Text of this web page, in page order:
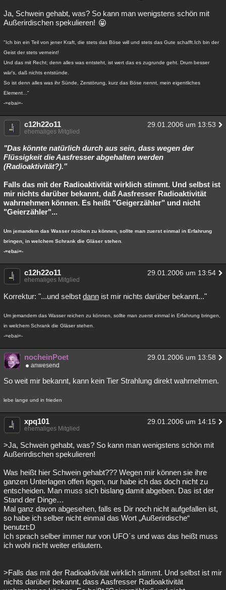
Ja, Schwein gehabt, was? So kann man wenigstens schön mit
Außerirdischen spekulieren!
"Ich bin ein Teil von jener Kraft, die stets das Böse will und stets das Gute schafft.Ich bin der
Geist der stets verneint!
Und das mit Recht; denn alles was entsteht, ist wert das es zugrunde geht. Drum besser
wär's, daß nichts entstünde.
So ist denn alles was ihr Sünde, Zerstörung, kurz das Böse nennt, mein eigentliches
Element..."
-=ebai=-
c12h22o11 29.01.2006 um 13:53
ehemaliges Mitglied
"Das könnte natürlich durch aus sein, dass wegen der
Flüssigkeit die Aasfresser abgehalten werden
(Radioaktivität?)."
Falls das mit der Radioaktivität wirklich stimmt. Und selbst ist
mir nichts darüber bekannt, daß Aasfresser Radioaktivität
wahrnehmen können. Es heißt "Geigerzähler" und nicht
"Geierzähler"...
Um jemandem das Wasser reichen zu können, sollte man zuerst einmal in Erfahrung
bringen, in welchem Schrank die Gläser stehen.
-=ebai=-
c12h22o11 29.01.2006 um 13:54
ehemaliges Mitglied
Korrektur: "...und selbst dann ist mir nichts darüber bekannt..."
Um jemandem das Wasser reichen zu können, sollte man zuerst einmal in Erfahrung bringen,
in welchem Schrank die Gläser stehen.
-=ebai=-
nocheinPoet 29.01.2006 um 13:58
anwesend
So weit mir bekannt, kann kein Tier Strahlung direkt wahrnehmen.
lebe lange und in frieden
xpq101 29.01.2006 um 14:15
ehemaliges Mitglied
>Ja, Schwein gehabt, was? So kann man wenigstens schön mit
Außerirdischen spekulieren!
Was heißt hier Schwein gehabt??? Wegen mir können sie ihre
ganzen Unterlagen offen legen, nur habe ich das doch nicht zu
entscheiden. Man muss sich bislang damit abgeben. Das ist der
Stand der Dinge…
Mal ganz davon abgesehen, falls es Dir noch nicht aufgefallen ist,
so habe ich selber nicht einmal das Wort „Außerirdische“
benutzt:D
Ich sprach selber immer nur von UFO´s und was das heißt muss
ich wohl nicht weiter erläutern.
>Falls das mit der Radioaktivität wirklich stimmt. Und selbst ist mir
nichts darüber bekannt, dass Aasfresser Radioaktivität